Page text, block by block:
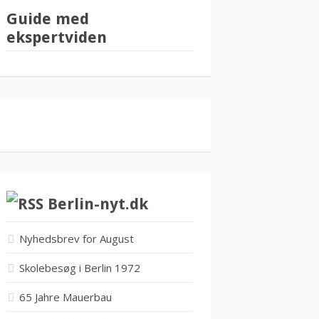
Guide med
ekspertviden
Berlin-nyt.dk
Nyhedsbrev for August
Skolebesøg i Berlin 1972
65 Jahre Mauerbau